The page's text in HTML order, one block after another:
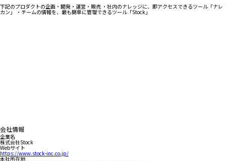
下記のプロダクトの企画・開発・運営・販売 ・社内のナレッジに、即アクセスできるツール「ナレ
カン」 ・チームの情報を、最も簡単に管理できるツール「Stock」
会社情報
企業名
株式会社Stock
Webサイト
https://www.stock-inc.co.jp/
本社所在地